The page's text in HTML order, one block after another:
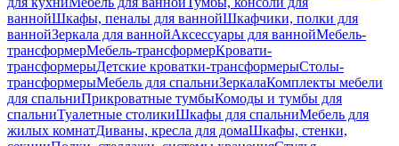
ваннойШкафы, пеналы для ваннойШкафчики, полки для
ваннойЗеркала для ваннойАксессуары для ваннойМебель-
трансформерМебель-трансформерКровати-
трансформерыДетские кроватки-трансформерыСтолы-
трансформерыМебель для спальниЗеркалаКомплекты мебели
для спальниПрикроватные тумбыКомоды и тумбы для
спальниТуалетные столикиШкафы для спальниМебель для
жилых комнатДиваны, кресла для домаШкафы, стенки,